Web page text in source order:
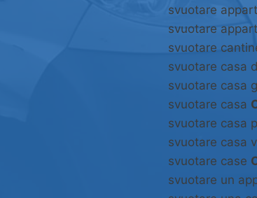
svuotare
svuotare
svuotare
svuotare casa
svuotare casa
svuotare casa
svuotare casa
svuotare casa
svuotare case
svuotare un